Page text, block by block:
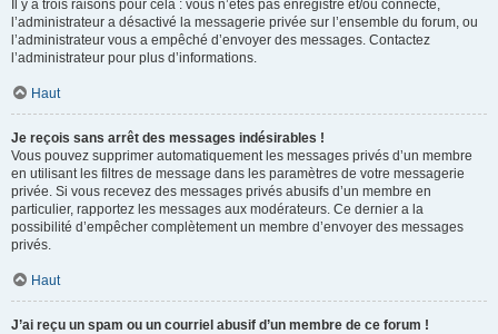
Il y a trois raisons pour cela : vous n’êtes pas enregistré et/ou connecté,
l’administrateur a désactivé la messagerie privée sur l’ensemble du forum, ou
l’administrateur vous a empêché d’envoyer des messages. Contactez
l’administrateur pour plus d’informations.
Haut
Je reçois sans arrêt des messages indésirables !
Vous pouvez supprimer automatiquement les messages privés d’un membre
en utilisant les filtres de message dans les paramètres de votre messagerie
privée. Si vous recevez des messages privés abusifs d’un membre en
particulier, rapportez les messages aux modérateurs. Ce dernier a la
possibilité d’empêcher complètement un membre d’envoyer des messages
privés.
Haut
J’ai reçu un spam ou un courriel abusif d’un membre de ce forum !